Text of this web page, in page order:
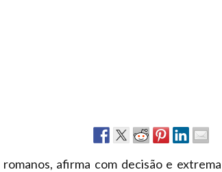
afirma com decisão e extrema